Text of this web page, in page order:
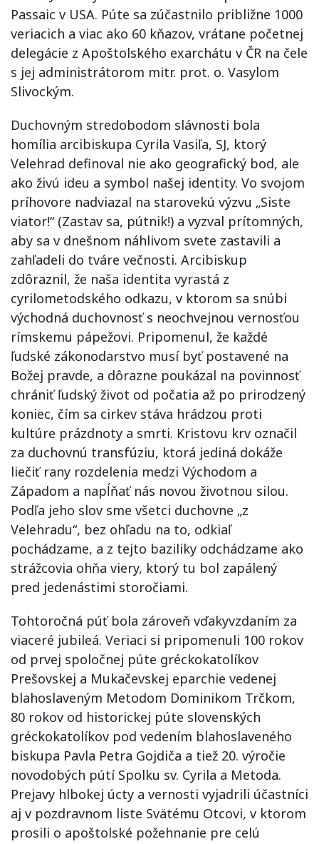
Passaic v USA. Púte sa zúčastnilo približne 1000
veriacich a viac ako 60 kňazov, vrátane početnej
delegácie z Apoštolského exarchátu v ČR na čele
s jej administrátorom mitr. prot. o. Vasylom
Slivockým.
Duchovným stredobodom slávnosti bola
homília arcibiskupa Cyrila Vasiľa, SJ, ktorý
Velehrad definoval nie ako geografický bod, ale
ako živú ideu a symbol našej identity. Vo svojom
príhovore nadviazal na starovekú výzvu „Siste
viator!“ (Zastav sa, pútnik!) a vyzval prítomných,
aby sa v dnešnom náhlivom svete zastavili a
zahľadeli do tváre večnosti. Arcibiskup
zdôraznil, že naša identita vyrastá z
cyrilometodského odkazu, v ktorom sa snúbi
východná duchovnosť s neochvejnou vernosťou
rímskemu pápežovi. Pripomenul, že každé
ľudské zákonodarstvo musí byť postavené na
Božej pravde, a dôrazne poukázal na povinnosť
chrániť ľudský život od počatia až po prirodzený
koniec, čím sa cirkev stáva hrádzou proti
kultúre prázdnoty a smrti. Kristovu krv označil
za duchovnú transfúziu, ktorá jediná dokáže
liečiť rany rozdelenia medzi Východom a
Západom a napĺňať nás novou životnou silou.
Podľa jeho slov sme všetci duchovne „z
Velehradu“, bez ohľadu na to, odkiaľ
pochádzame, a z tejto baziliky odchádzame ako
strážcovia ohňa viery, ktorý tu bol zapálený
pred jedenástimi storočiami.
Tohtoročná púť bola zároveň vďakyvzdaním za
viaceré jubileá. Veriaci si pripomenuli 100 rokov
od prvej spoločnej púte gréckokatolíkov
Prešovskej a Mukačevskej eparchie vedenej
blahoslaveným Metodom Dominikom Trčkom,
80 rokov od historickej púte slovenských
gréckokatolíkov pod vedením blahoslaveného
biskupa Pavla Petra Gojdiča a tiež 20. výročie
novodobých pútí Spolku sv. Cyrila a Metoda.
Prejavy hlbokej úcty a vernosti vyjadrili účastníci
aj v pozdravnom liste Svätému Otcovi, v ktorom
prosili o apoštolské požehnanie pre celú